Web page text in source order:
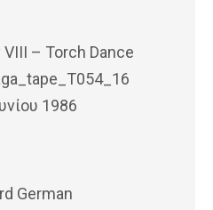
– Torch Dance
1986
German